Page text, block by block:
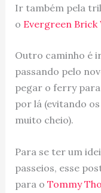
Ir também pela
o Evergreen Brick
Outro caminho é
passando pelo
pegar o ferry para
por lá (evitando
muito cheio).
Para se ter um
passeios, esse
para o Tommy